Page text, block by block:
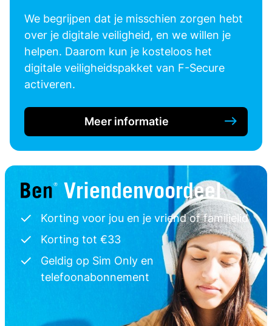
We begrijpen dat je misschien zorgen hebt
over je digitale veiligheid, en we willen je
helpen. Daarom kun je kosteloos het
digitale veiligheidspakket van F-Secure
activeren.
Meer informatie
Vriendenvoordeel
Korting voor jou en je vriend of familielid
Korting tot €33
Geldig op Sim Only en
telefoonabonnement